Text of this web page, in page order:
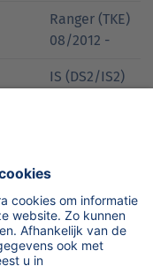
Ranger (TKE)
08/2012 -
IS (DS2/IS2)
L2) 03/2013 -
S-klasse
coupe (C217)
04/2014 -